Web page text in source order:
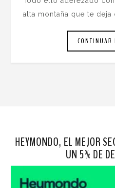
alta montaña que te deja
CONTINUAR
HEYMONDO, EL MEJOR
UN 5% DE